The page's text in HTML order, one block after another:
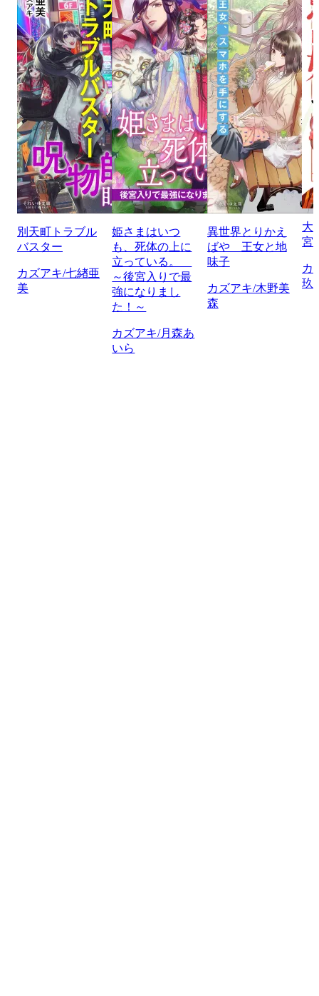
別天町トラブル
バスター
カズアキ/七緖亜
美
姫さまはいつ
も、死体の上に
立っている。
～後宮入りで最
強になりまし
た！～
カズアキ/月森あ
いら
異世界とりかえ
ばや 王女と地
味子
カズアキ/木野美
森
大
宮
カ
玖/